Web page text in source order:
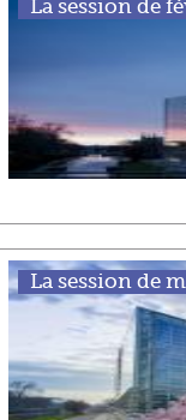
La session de
La session de